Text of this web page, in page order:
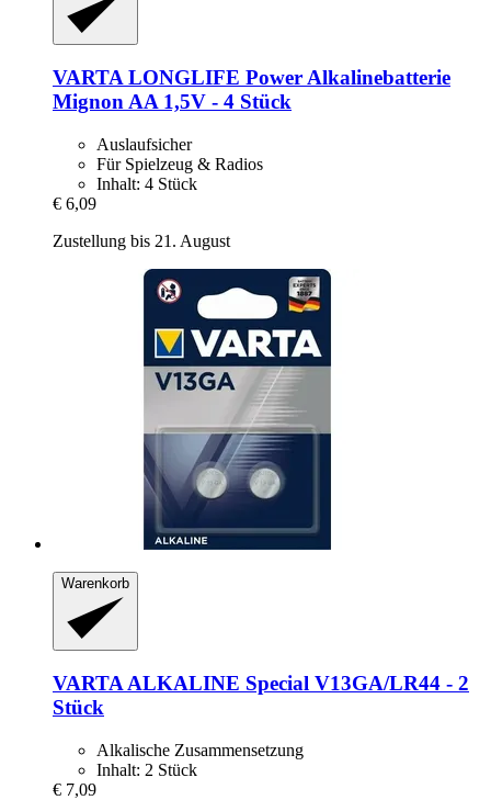
VARTALONGLIFE Power Alkalinebatterie
Mignon AA 1,5V -​ 4 Stück
Auslaufsicher
Für Spielzeug & Radios
Inhalt: 4 Stück
€ 6,09
Zustellung bis 21. August
Warenkorb
VARTA ALKALINE Special V13GA/LR44 -​ 2
Stück
Alkalische Zusammensetzung
Inhalt: 2 Stück
€ 7,09